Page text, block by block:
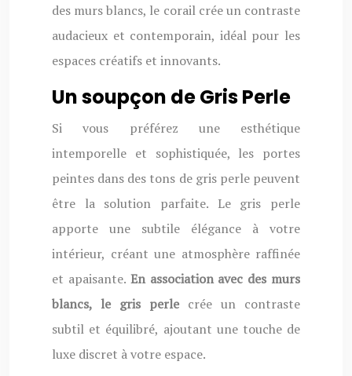
des murs blancs, le corail crée un contraste
audacieux et contemporain, idéal pour les
espaces créatifs et innovants.
Un soupçon de Gris Perle
Si vous préférez une esthétique
intemporelle et sophistiquée, les portes
peintes dans des tons de gris perle peuvent
être la solution parfaite. Le gris perle
apporte une subtile élégance à votre
intérieur, créant une atmosphère raffinée
et apaisante. En association avec des murs
blancs, le gris perle crée un contraste
subtil et équilibré, ajoutant une touche de
luxe discret à votre espace.